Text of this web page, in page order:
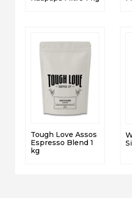
Tough Love Assos
Espresso Blend 1
kg